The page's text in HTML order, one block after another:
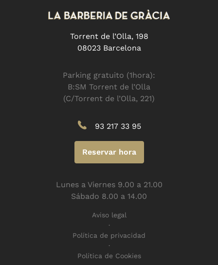
Torrent de l’Olla, 198
08023 Barcelona
Parking gratuito (1hora):
B:SM Torrent de l’Olla
(C/Torrent de l’Olla, 221)
93 217 33 95
Reservar hora
Lunes a Viernes 9.00 a 21.00
Sábado 8.00 a 14.00
Aviso legal
Política de privacidad
Política de Cookies